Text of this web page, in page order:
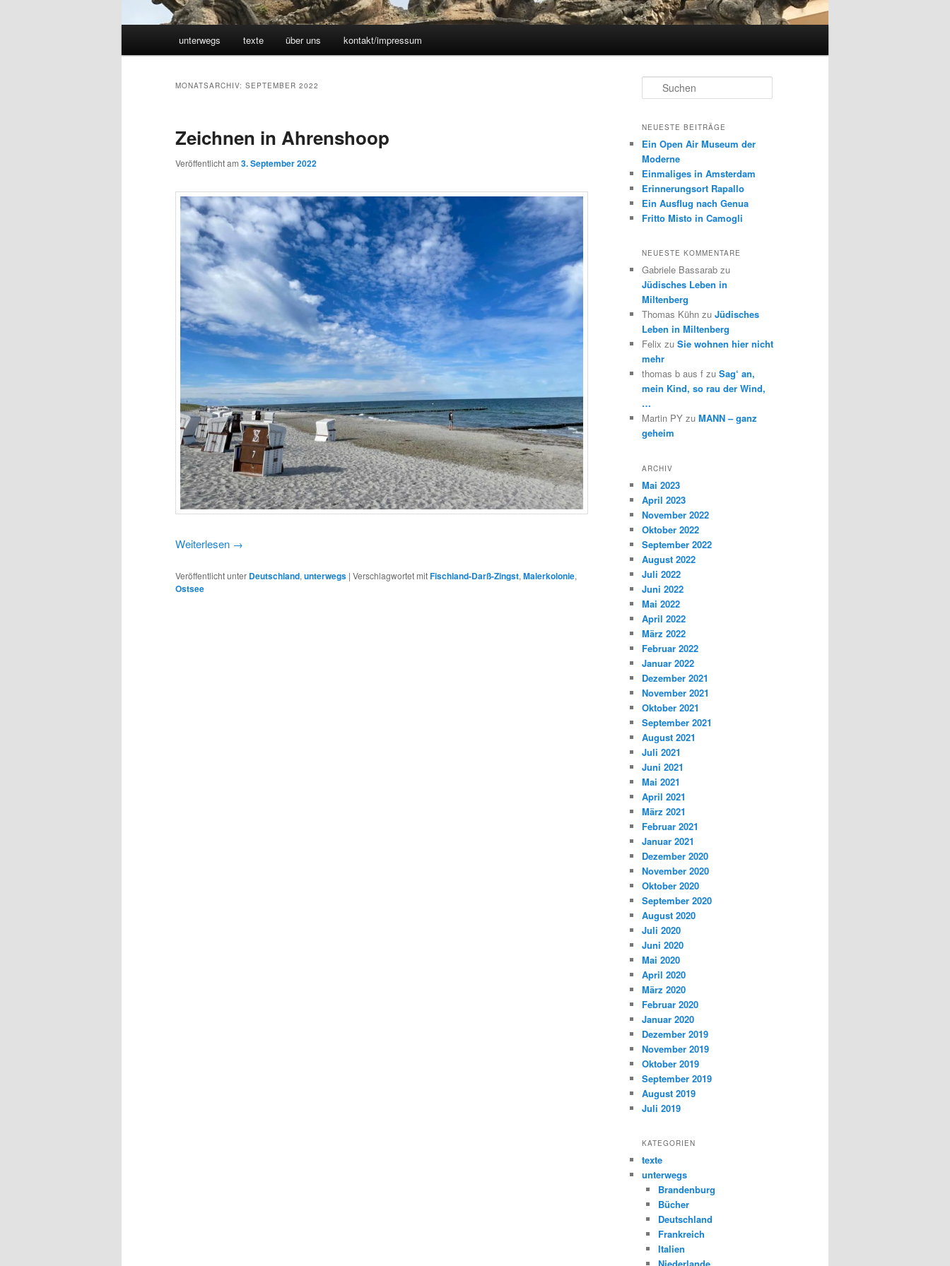
unterwegs texte über uns kontakt/impressum
MONATSARCHIV: SEPTEMBER 2022
Zeichnen in Ahrenshoop
Veröffentlicht am 3. September 2022
Weiterlesen →
Veröffentlicht unter Deutschland,unterwegs | Verschlagwortet mitFischland-Darß-Zingst,Malerkolonie,
Ostsee
u
h
n
NEUESTE BEITRÄGE
Ein Open Air Museum der
Moderne
Einmaliges in Amsterdam
Erinnerungsort Rapallo
Ein Ausflug nach Genua
Fritto Misto in Camogli
NEUESTE KOMMENTARE
Gabriele Bassarab zu
Jüdisches Leben in
Miltenberg
Thomas Kühn zu Jüdisches
Leben in Miltenberg
Felix zu Sie wohnen hier nicht
mehr
thomas b aus f zu Sag‘ an,
mein Kind, so rau der Wind,
…
Martin PY zu MANN – ganz
geheim
ARCHIV
Mai 2023
April 2023
November 2022
Oktober 2022
September 2022
August 2022
Juli 2022
Juni 2022
Mai 2022
April 2022
März 2022
Februar 2022
Januar 2022
Dezember 2021
November 2021
Oktober 2021
September 2021
August 2021
Juli 2021
Juni 2021
Mai 2021
April 2021
März 2021
Februar 2021
Januar 2021
Dezember 2020
November 2020
Oktober 2020
September 2020
August 2020
Juli 2020
Juni 2020
Mai 2020
April 2020
März 2020
Februar 2020
Januar 2020
Dezember 2019
November 2019
Oktober 2019
September 2019
August 2019
Juli 2019
KATEGORIEN
texte
unterwegs
Brandenburg
Bücher
Deutschland
Frankreich
Italien